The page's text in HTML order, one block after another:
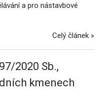
a pro nástavbové
Celý článek »
2020 Sb.,
kmenech